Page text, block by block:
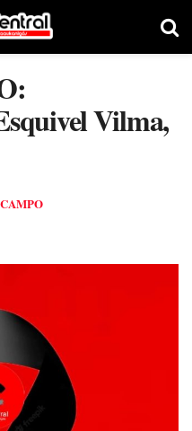
Vilma,